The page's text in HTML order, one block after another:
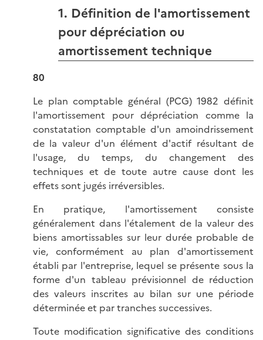
1. Définition de l'amortissement
pour dépréciation ou
amortissement technique
80
Le plan comptable général (PCG) 1982 définit
l'amortissement pour dépréciation comme la
constatation comptable d'un amoindrissement
de la valeur d'un élément d'actif résultant de
l'usage, du temps, du changement des
techniques et de toute autre cause dont les
effets sont jugés irréversibles.
En pratique, l'amortissement consiste
généralement dans l'étalement de la valeur des
biens amortissables sur leur durée probable de
vie, conformément au plan d'amortissement
établi par l'entreprise, lequel se présente sous la
forme d'un tableau prévisionnel de réduction
des valeurs inscrites au bilan sur une période
déterminée et par tranches successives.
Toute modification significative des conditions